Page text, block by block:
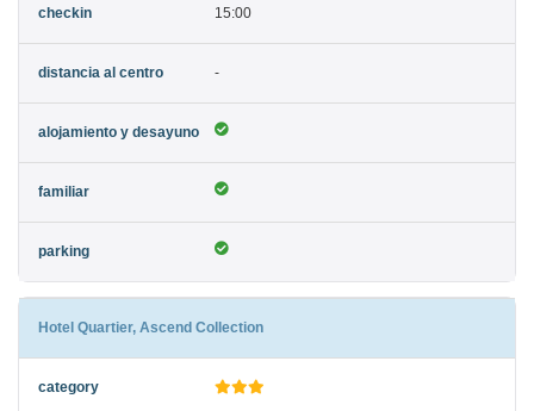
15:00
-
Hotel Quartier, Ascend Collection